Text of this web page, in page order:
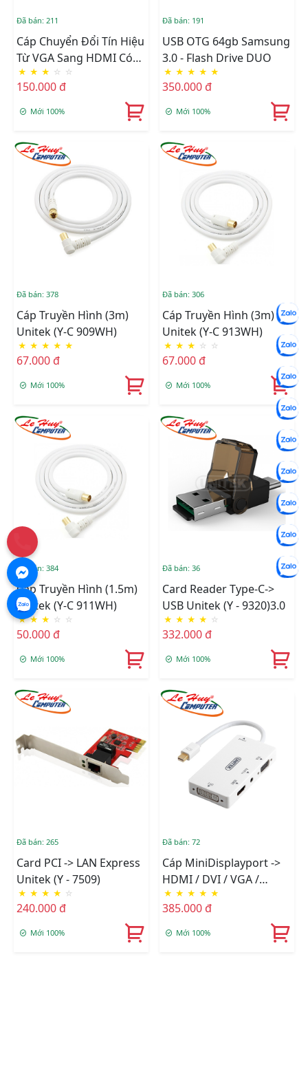
Đã bán: 211
Cáp Chuyển Đổi Tín Hiệu
Từ VGA Sang HDMI Có
Âm Thanh + Cáp Micro
USB Cấp Nguồn
★ ★ ★ ☆ ☆
150.000 đ
Mới 100%
Đã bán: 191
USB OTG 64gb Samsung
3.0 - Flash Drive DUO
★ ★ ★ ★ ★
350.000 đ
Mới 100%
Đã bán: 378
Cáp Truyền Hình (3m)
Unitek (Y-C 909WH)
★ ★ ★ ★ ★
67.000 đ
Mới 100%
Đã bán: 306
Cáp Truyền Hình (3m)
Unitek (Y-C 913WH)
★ ★ ★ ☆ ☆
67.000 đ
Mới 100%
Đã bán: 384
Cáp Truyền Hình (1.5m)
Unitek (Y-C 911WH)
★ ★ ★ ☆ ☆
50.000 đ
Mới 100%
Đã bán: 36
Card Reader Type-C->
USB Unitek (Y - 9320)3.0
★ ★ ★ ★ ☆
332.000 đ
Mới 100%
Đã bán: 265
Card PCI -> LAN Express
Unitek (Y - 7509)
★ ★ ★ ★ ☆
240.000 đ
Mới 100%
Đã bán: 72
Cáp MiniDisplayport ->
HDMI / DVI / VGA /
Audio Unitek (Y - 6354)
★ ★ ★ ★ ★
385.000 đ
Mới 100%